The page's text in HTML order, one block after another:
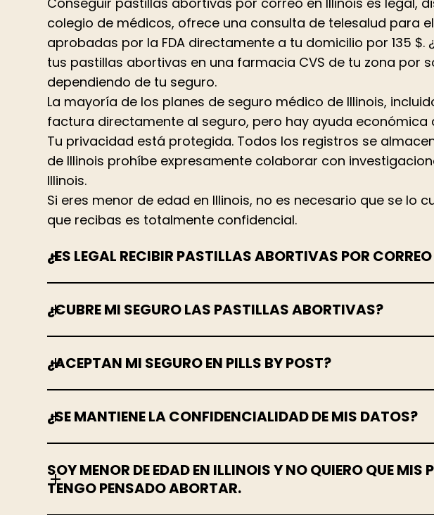
colegio de médicos, ofrece una consulta de telesalud para
aprobadas por la FDA directamente a tu domicilio por 135
tus pastillas abortivas en una farmacia CVS de tu zona por
dependiendo de tu seguro.
La mayoría de los planes de seguro médico de Illinois,
factura directamente al seguro, pero hay ayuda
Tu privacidad está protegida. Todos los registros se
de Illinois prohíbe expresamente colaborar con
Illinois.
Si eres menor de edad en Illinois, no es necesario que se
que recibas es totalmente confidencial.
¿ES LEGAL RECIBIR PASTILLAS ABORTIVAS POR
¿CUBRE MI SEGURO LAS PASTILLAS ABORTIVAS?
¿ACEPTAN MI SEGURO EN PILLS BY POST?
¿SE MANTIENE LA CONFIDENCIALIDAD DE MIS DATOS?
SOY MENOR DE EDAD EN ILLINOIS Y NO QUIERO QUE MIS
TENGO PENSADO ABORTAR.